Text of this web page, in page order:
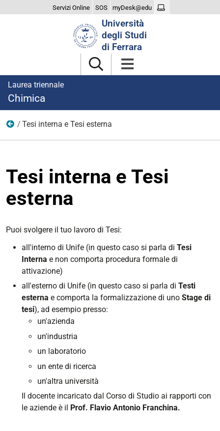
Servizi Online SOS myDesk@edu
Università
degli Studi
di Ferrara
Laurea triennale
Chimica
Laurearsi
Tesi interna e Tesi esterna
Tesi interna e Tesi
esterna
Puoi svolgere il tuo lavoro di Tesi:
all'interno di Unife (in questo caso si parla di Tesi
Interna e non comporta procedura formale di
attivazione)
all'esterno di Unife (in questo caso si parla di Testi
esterna e comporta la formalizzazione di uno Stage di
tesi), ad esempio presso:
un'azienda
un'industria
un laboratorio
un ente di ricerca
un'altra università
Il docente incaricato dal Corso di Studio ai rapporti con
le aziende è il
Prof. Flavio Antonio Franchina.